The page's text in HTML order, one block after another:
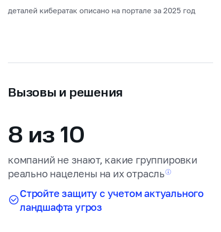
деталей кибератак описано на портале за 2025 год
Вызовы и решения
8 из 10
компаний не знают, какие группировки
реально нацелены на их отрасль
Стройте защиту с учетом актуального
ландшафта угроз